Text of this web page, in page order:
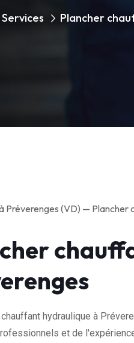
Services Plancher
chauffant hydraulique à
et de